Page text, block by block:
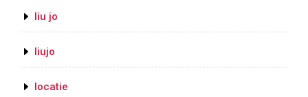
liu jo
liujo
locatie